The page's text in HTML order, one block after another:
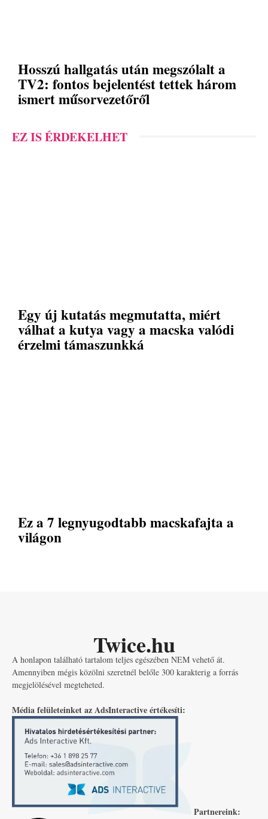
Hosszú hallgatás után megszólalt a
TV2: fontos bejelentést tettek három
ismert műsorvezetőről
EZ IS ÉRDEKELHET
Egy új kutatás megmutatta, miért
válhat a kutya vagy a macska valódi
érzelmi támaszunkká
Ez a 7 legnyugodtabb macskafajta a
világon
Twice.hu
A honlapon található tartalom teljes egészében NEM vehető át.
Amennyiben mégis közölni szeretnél belőle 300 karakterig a forrás
megjelölésével megteheted.
Média felületeinket az AdsInteractive értékesíti:
Partnereink: